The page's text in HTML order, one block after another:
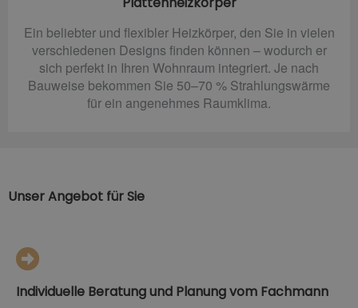
Ein beliebter und flexibler Heizkörper, den Sie in vielen
verschiedenen Designs finden können – wodurch er
sich perfekt in Ihren Wohnraum integriert. Je nach
Bauweise bekommen Sie 50–70 % Strahlungswärme
für ein angenehmes Raumklima.
Unser Angebot für Sie
Individuelle Beratung und Planung vom Fachmann